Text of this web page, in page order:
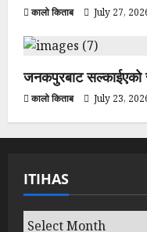
कालो किताब July 27,
जनकपुरबाट सल्काईएको
कालो किताब July 23,
ITIHAS
Itihas